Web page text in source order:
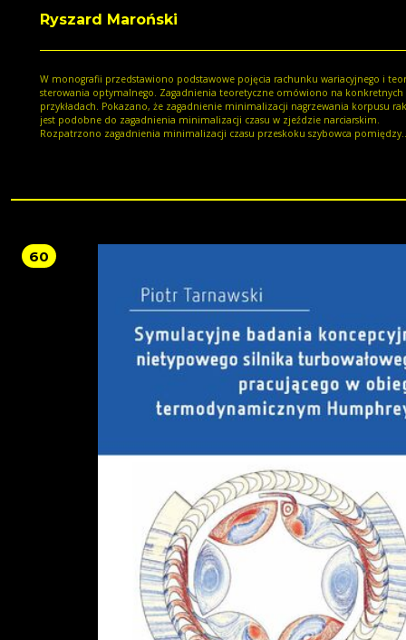
Ryszard Maroński
W monografii przedstawiono podstawowe pojęcia rachunku wariacyjnego i
sterowania optymalnego. Zagadnienia teoretyczne omówiono na konkretnych
przykładach. Pokazano, że zagadnienie minimalizacji nagrzewania korpusu
jest podobne do zagadnienia minimalizacji czasu w zjeździe narciarskim.
Rozpatrzono zagadnienia minimalizacji czasu przeskoku szybowca pomiędzy
minimalizacji toksycznego efektu w chemioterapii.
60